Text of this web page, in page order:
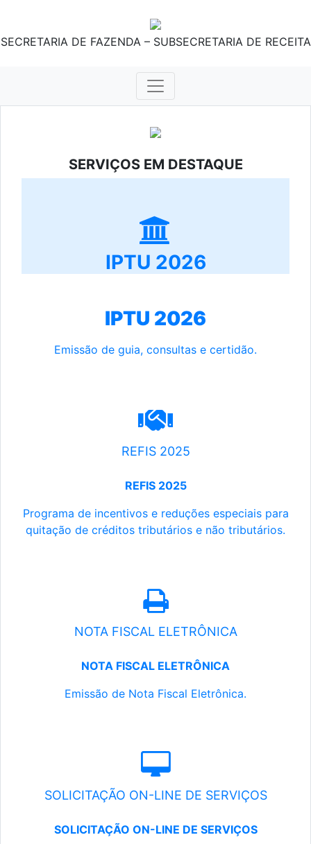
SECRETARIA DE FAZENDA – SUBSECRETARIA DE RECEITA
SERVIÇOS EM DESTAQUE
IPTU 2026
IPTU 2026
Emissão de guia, consultas e certidão.
REFIS 2025
REFIS 2025
Programa de incentivos e reduções especiais para
quitação de créditos tributários e não tributários.
NOTA FISCAL ELETRÔNICA
NOTA FISCAL ELETRÔNICA
Emissão de Nota Fiscal Eletrônica.
SOLICITAÇÃO ON-LINE DE SERVIÇOS
SOLICITAÇÃO ON-LINE DE SERVIÇOS